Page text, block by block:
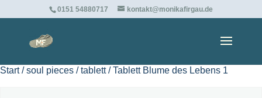
0151 54880717 kontakt@monikafirgau.de
Start/soul pieces /tablett/ Tablett Blume des Lebens 1